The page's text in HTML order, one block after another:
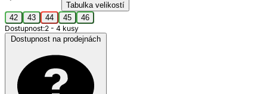
Tabulka velikostí
42
43 44 45
46
Dostupnost:2 - 4 kusy